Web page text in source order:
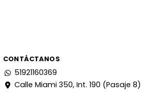
CONTÁCTANOS
51921160369
Calle Miami 350, Int. 190 (Pasaje 8)